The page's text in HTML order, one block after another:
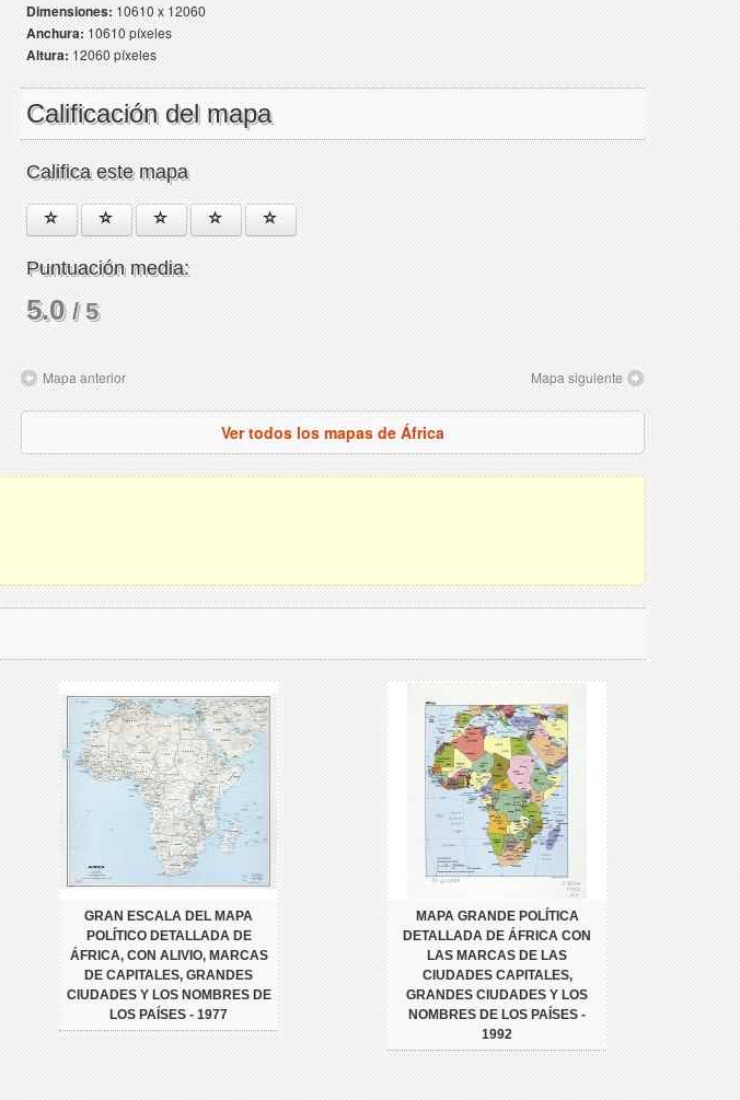
Dimensiones:10610 x 12060
Anchura:10610 píxeles
Altura:12060 píxeles
Calificación del mapa
Califica este mapa
Puntuación media:
5.0/ 5
Mapa anterior Mapa siguiente
Ver todos los mapas de África
GRAN ESCALA DEL MAPA
POLÍTICO DETALLADA DE
ÁFRICA, CON ALIVIO, MARCAS
DE CAPITALES, GRANDES
CIUDADES Y LOS NOMBRES DE
LOS PAÍSES - 1977
MAPA GRANDE POLÍTICA
DETALLADA DE ÁFRICA CON
LAS MARCAS DE LAS
CIUDADES CAPITALES,
GRANDES CIUDADES Y LOS
NOMBRES DE LOS PAÍSES -
1992